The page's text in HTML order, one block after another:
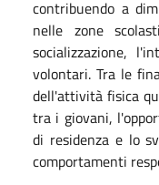
contribuendo a
nelle zone
socializzazione,
volontari. Tra le
dell'attività fisica
tra i giovani,
di residenza e lo
comportamenti